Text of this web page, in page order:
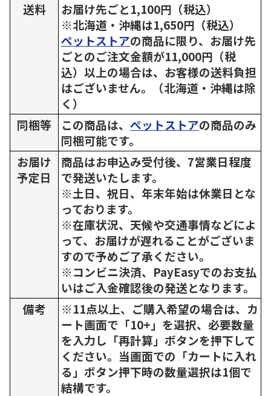
送料
お届け先ごと1,100円（税込）
※北海道・沖縄は1,650円（税込）
ペットストアの商品に限り、お届け先
ごとのご注文金額が11,000円（税
込）以上の場合は、お客様の送料負担
はございません。（北海道・沖縄は除
く）
同梱等
この商品は、 ペットストアの商品のみ
同梱可能です。
お届け
予定日
商品はお申込み受付後、7営業日程度
で発送いたします。
※土日、祝日、年末年始は休業日とな
っております。
※在庫状況、天候や交通事情などによ
って、お届けが遅れることがございま
すので予めご了承ください。
※コンビニ決済、PayEasyでのお支払
いはご入金確認後の発送となります。
備考
※11点以上、ご購入希望の場合は、カ
ート画面で「10+」を選択、必要数量
を入力し「再計算」ボタンを押下して
ください。当画面での「カートに入れ
る」ボタン押下時の数量選択は1個で
結構です。